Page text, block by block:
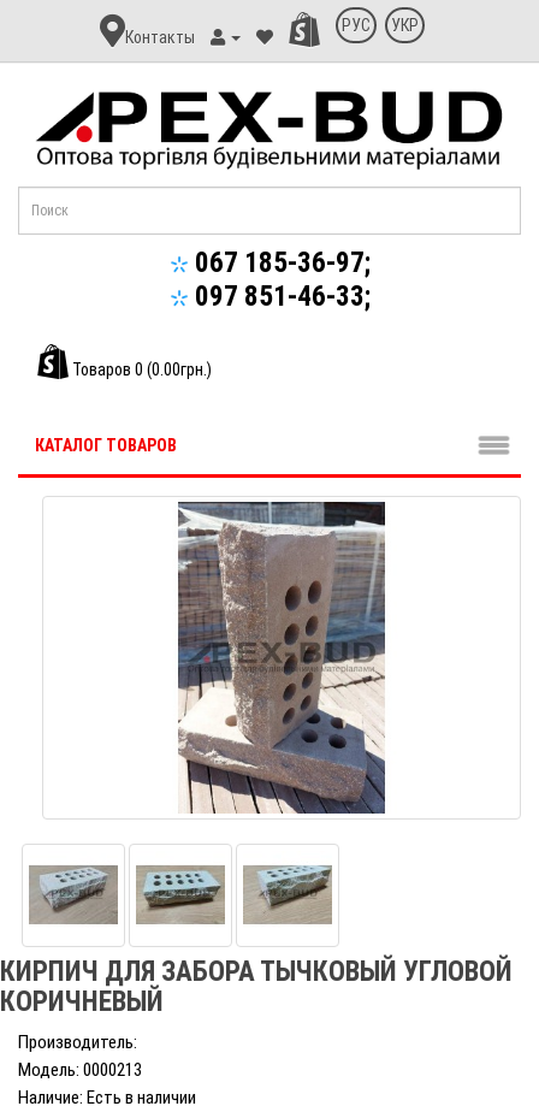
Контакт
Апекс-
Контакты
РУС УКР
067 185-36-97;
097 851-46-33;
Товаров 0 (0.00грн.)
КАТАЛОГ ТОВАРОВ
КИРПИЧ ДЛЯ ЗАБОРА ТЫЧКОВЫЙ УГЛОВОЙ
КОРИЧНЕВЫЙ
Производитель:
Модель: 0000213
Наличие: Есть в наличии